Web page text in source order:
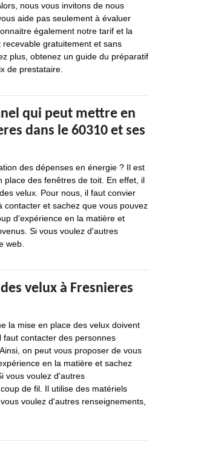
nous vous invitons de nous
aide pas seulement à évaluer
également notre tarif et la
gratuitement et sans
plus, obtenez un guide du préparatif
de prestataire.
qui peut mettre en
dans le 60310 et ses
des dépenses en énergie ? Il est
des fenêtres de toit. En effet, il
velux. Pour nous, il faut convier
contacter et sachez que vous pouvez
d'expérience en la matière et
Si vous voulez d'autres
web.
velux à Fresnieres
la mise en place des velux doivent
contacter des personnes
on peut vous proposer de vous
en la matière et sachez
vous voulez d'autres
de fil. Il utilise des matériels
voulez d'autres renseignements,